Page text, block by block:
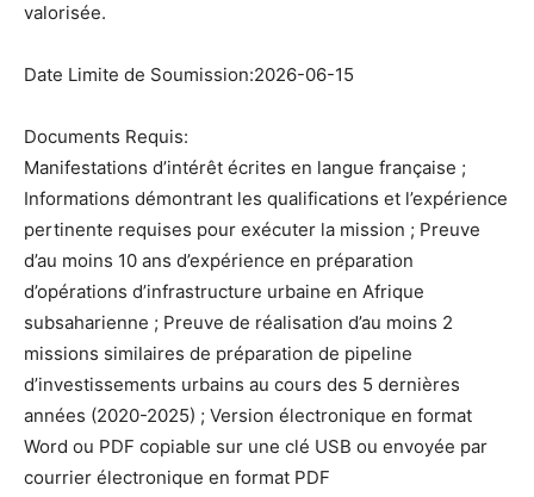
valorisée.
Date Limite de Soumission:2026-06-15
Documents Requis:
Manifestations d’intérêt écrites en langue française ;
Informations démontrant les qualifications et l’expérience
pertinente requises pour exécuter la mission ; Preuve
d’au moins 10 ans d’expérience en préparation
d’opérations d’infrastructure urbaine en Afrique
subsaharienne ; Preuve de réalisation d’au moins 2
missions similaires de préparation de pipeline
d’investissements urbains au cours des 5 dernières
années (2020-2025) ; Version électronique en format
Word ou PDF copiable sur une clé USB ou envoyée par
courrier électronique en format PDF